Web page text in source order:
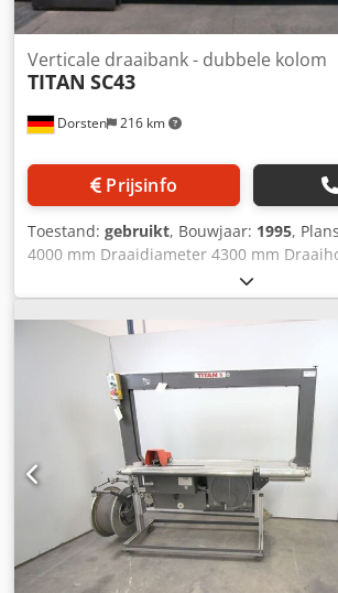
Dorsten 216 km
Verticale draaibank - dubbele kolom
TITAN SC43
Prijsinfo
Toestand: gebruikt, Bouwjaar: 1995,
4000 mm Draaidiameter 4300 mm
Supportverstelling 1000 mm
Toerental 1-92 omw/min Besturing
mm Aantal supports 2 Ramme-
Aanzet 1-4000 mm/min Hoofdspilmotor 55
benodigd vermogen 85 kVA
Benodigde ruimte ca. 8x5,8x8 m Machine
gereviseerd De machine is momenteel
bewerking van ringen, maar kan weer
voor de bewerking van hoge delen. Extra
Spanentransporteur Technische
fabrikant of gebruiker en dus voor ons
Tussentijdse verkoop voorbehouden;
algemene verkoop- en
toepassing. Dksdpfx Aheyquyfeqer Over